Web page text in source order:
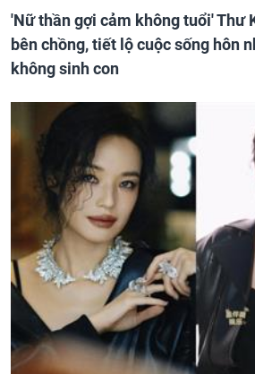
'Nữ thần gợi cảm không tuổi' Thư
bên chồng, tiết lộ cuộc sống hôn
không sinh con